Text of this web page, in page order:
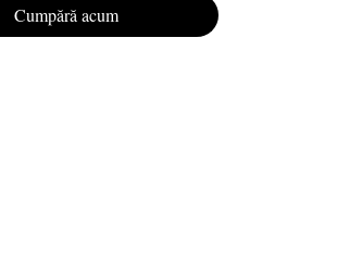
un look impeccable et
le vernis semi-permanent Gel
Cumpără acum